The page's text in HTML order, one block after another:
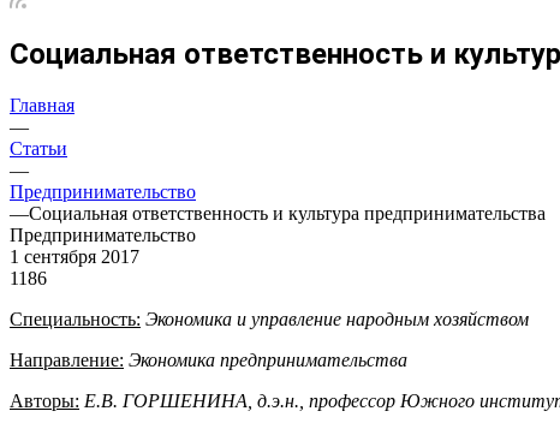
Социальная ответственность и
Главная
—
Статьи
—
Предпринимательство
—Социальная ответственность и культура предпринимательства
Предпринимательство
1 сентября 2017
1186
Специальность: Экономика и управление народным хозяйством
Направление: Экономика предпринимательства
Авторы: Е.В. ГОРШЕНИНА, д.э.н., профессор Южного